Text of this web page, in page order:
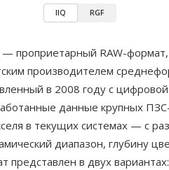
IIQ RGF
проприетарный RAW-
производителем
в 2008 году с
данные крупных
в текущих системах — с
диапазон, глубину
представлен в двух